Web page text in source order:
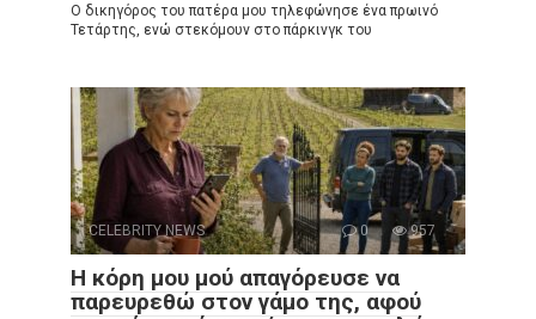
Ο δικηγόρος του πατέρα μου τηλεφώνησε ένα πρωινό
Τετάρτης, ενώ στεκόμουν στο πάρκινγκ του
CELEBRITY NEWS 0 957
Η κόρη μου μού απαγόρευσε να
παρευρεθώ στον γάμο της, αφού